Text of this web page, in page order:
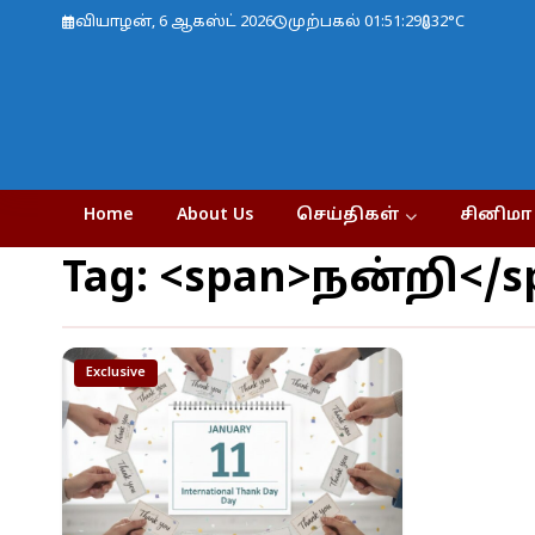
வியாழன், 6 ஆகஸ்ட் 2026 முற்பகல் 01:51:30 32°C
Home About Us செய்திகள் சினிமா
Tag: <span>நன்றி</
Exclusive